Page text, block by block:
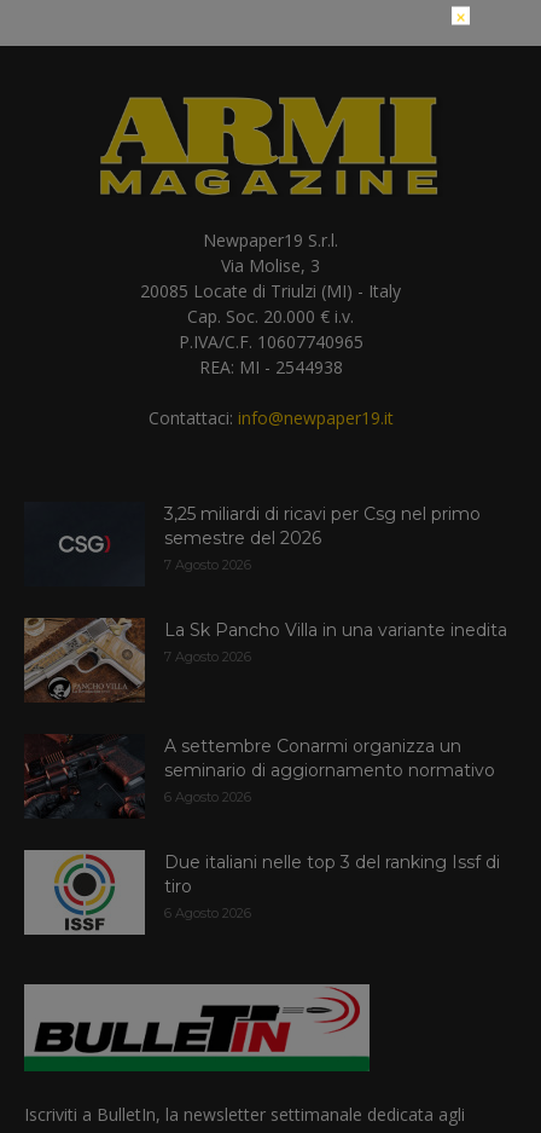
Newpaper19 S.r.l.
Via Molise, 3
20085 Locate di Triulzi (MI) - Italy
Cap. Soc. 20.000 € i.v.
P.IVA/C.F. 10607740965
REA: MI - 2544938
Contattaci: info@newpaper19.it
3,25 miliardi di ricavi per Csg nel primo
semestre del 2026
7 Agosto 2026
La Sk Pancho Villa in una variante inedita
7 Agosto 2026
A settembre Conarmi organizza un
seminario di aggiornamento normativo
6 Agosto 2026
Due italiani nelle top 3 del ranking Issf di
tiro
6 Agosto 2026
Iscriviti a BulletIn, la newsletter settimanale dedicata agli
×